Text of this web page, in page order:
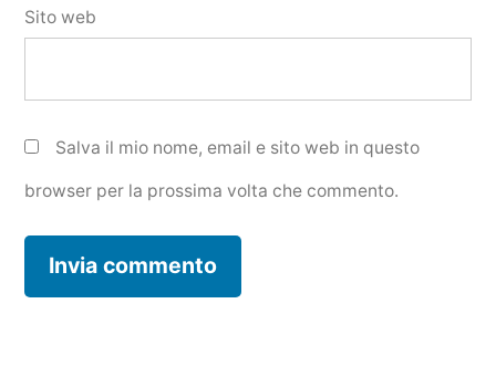
Sito web
Salva il mio nome, email e sito web in questo
browser per la prossima volta che commento.